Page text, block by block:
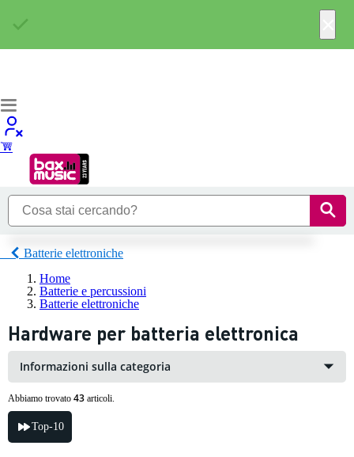
Batterie elettroniche
Home
Batterie e percussioni
Batterie elettroniche
Hardware per batteria elettronica
Informazioni sulla categoria
Abbiamo trovato 43 articoli.
Top-10